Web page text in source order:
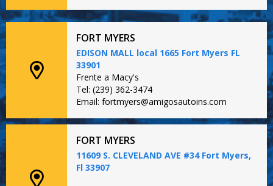
FORT MYERS
EDISON MALL local 1665 Fort Myers FL
33901
Frente a Macy's
Tel: (239) 362-3474
Email: fortmyers@amigosautoins.com
FORT MYERS
11609 S. CLEVELAND AVE #34 Fort Myers,
Fl 33907